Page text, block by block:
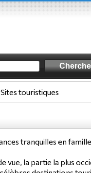
Sites touristiques
tranquilles en
la partie la plus